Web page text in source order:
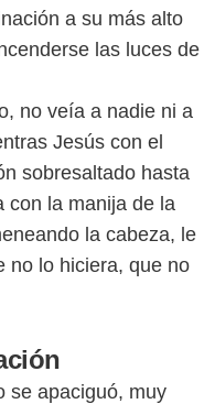
a su más alto
las luces de
no veía a nadie ni a
Jesús con el
sobresaltado hasta
con la manija de la
la cabeza, le
no lo hiciera, que no
se apaciguó, muy